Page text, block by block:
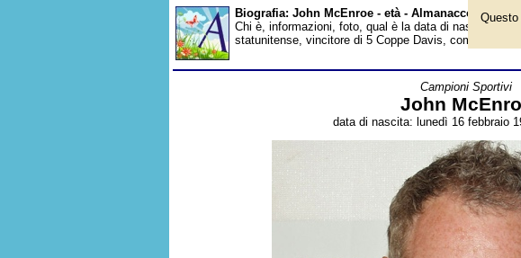
Biografia: John McEnroe - età - Almanacco
Chi è, informazioni, foto, qual è la data di nascita,
statunitense, vincitore di 5 Coppe Davis,
Campioni Sportivi
John
data di nascita: lunedì 16 febbraio